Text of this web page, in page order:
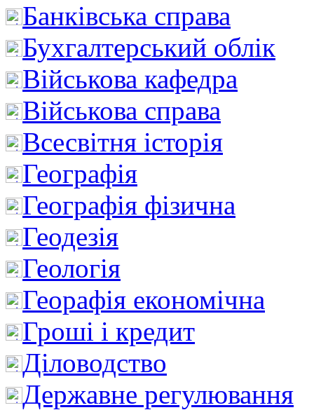
Банківська справа
Бухгалтерський облік
Військова кафедра
Військова справа
Всесвітня історія
Географія
Географія фізична
Геодезія
Геологія
Георафія економічна
Гроші і кредит
Діловодство
Державне регулювання